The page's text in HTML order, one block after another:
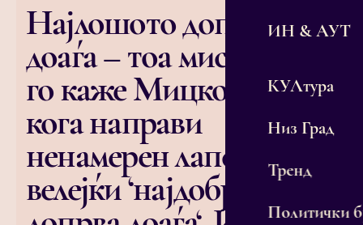
ИН & АУТ
КУЛтура
Низ Град
Тренд
Политички
Најлошото допрва
доаѓа – тоа мислеше да
го каже Мицкоски
кога направи
ненамерен лапсус
велејќи ‘најдоброто